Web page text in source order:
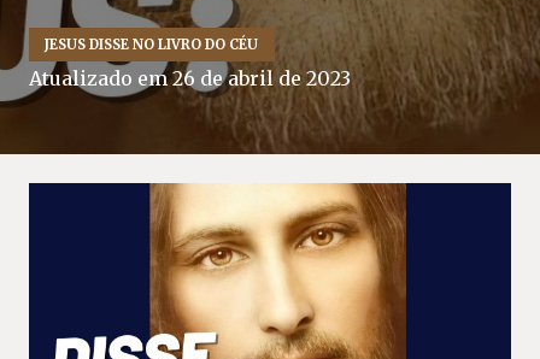
JESUS DISSE NO LIVRO DO CÉU
Atualizado em26 de abril de 2023